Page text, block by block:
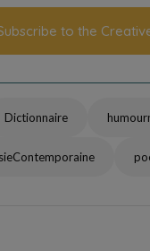
to the
Dictionnaire